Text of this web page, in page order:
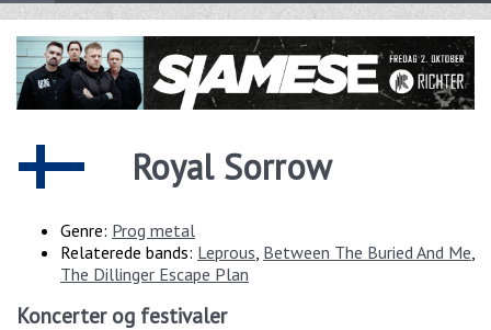
Royal Sorrow
Genre: Prog metal
Relaterede bands: Leprous Between The Buried And Me
The Dillinger Escape Plan
Koncerter og festivaler